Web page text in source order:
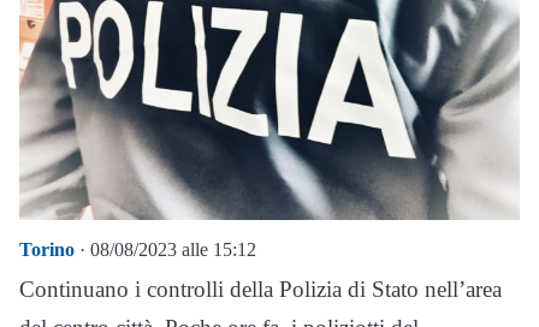
Torino · 08/08/2023 alle 15:12
Continuano i controlli della Polizia di Stato nell’area